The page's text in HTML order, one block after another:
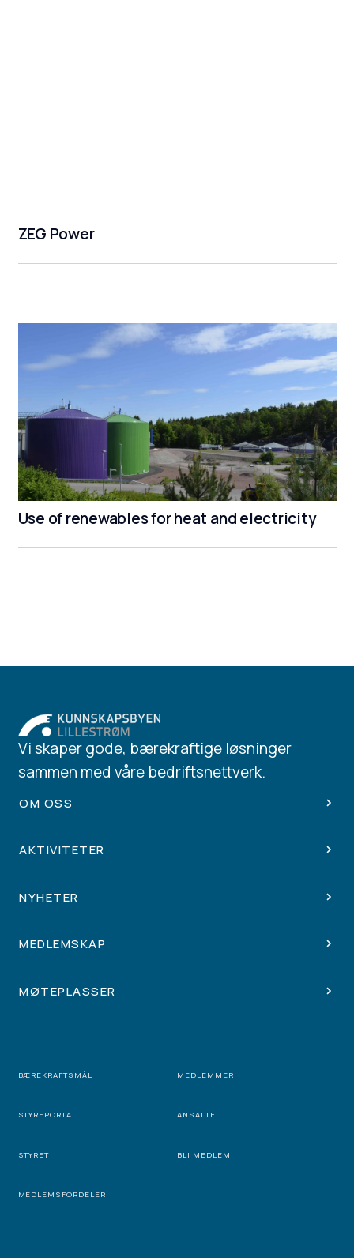
ZEG Power
Use of renewables for heat and electricity
Vi skaper gode, bærekraftige løsninger
sammen med våre bedriftsnettverk.
OM OSS
AKTIVITETER
NYHETER
MEDLEMSKAP
MØTEPLASSER
BÆREKRAFTSMÅL MEDLEMMER
STYREPORTAL ANSATTE
STYRET BLI MEDLEM
MEDLEMSFORDELER